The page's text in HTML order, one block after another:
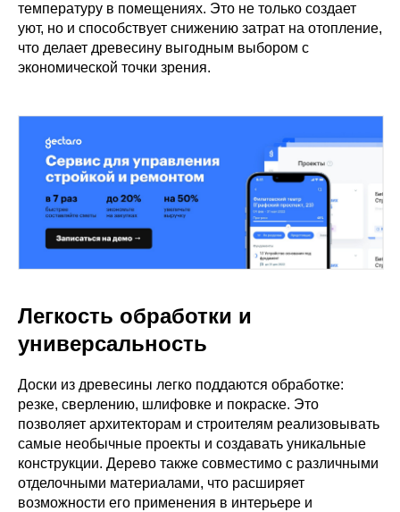
температуру в помещениях. Это не только создает
уют, но и способствует снижению затрат на отопление,
что делает древесину выгодным выбором с
экономической точки зрения.
Легкость обработки и
универсальность
Доски из древесины легко поддаются обработке:
резке, сверлению, шлифовке и покраске. Это
позволяет архитекторам и строителям реализовывать
самые необычные проекты и создавать уникальные
конструкции. Дерево также совместимо с различными
отделочными материалами, что расширяет
возможности его применения в интерьере и